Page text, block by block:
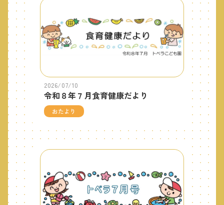
2026/07/10
令和８年７月食育健康だより
おたより